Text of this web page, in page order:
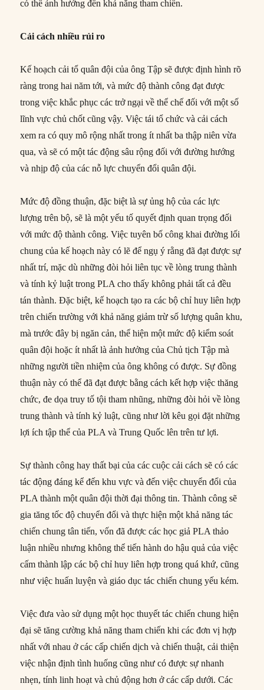
có thể ảnh hưởng đến khả năng tham chiến.
Cải cách nhiều rủi ro
Kế hoạch cải tổ quân đội của ông Tập sẽ được định hình rõ
ràng trong hai năm tới, và mức độ thành công đạt được
trong việc khắc phục các trở ngại về thể chế đối với một số
lĩnh vực chủ chốt cũng vậy. Việc tái tổ chức và cải cách
xem ra có quy mô rộng nhất trong ít nhất ba thập niên vừa
qua, và sẽ có một tác động sâu rộng đối với đường hướng
và nhịp độ của các nỗ lực chuyển đổi quân đội.
Mức độ đồng thuận, đặc biệt là sự ủng hộ của các lực
lượng trên bộ, sẽ là một yếu tố quyết định quan trọng đối
với mức độ thành công. Việc tuyên bố công khai đường lối
chung của kế hoạch này có lẽ để ngụ ý rằng đã đạt được sự
nhất trí, mặc dù những đòi hỏi liên tục về lòng trung thành
và tính kỷ luật trong PLA cho thấy không phải tất cả đều
tán thành. Đặc biệt, kế hoạch tạo ra các bộ chỉ huy liên hợp
trên chiến trường với khả năng giảm trừ số lượng quân khu,
mà trước đây bị ngăn cản, thể hiện một mức độ kiểm soát
quân đội hoặc ít nhất là ảnh hưởng của Chủ tịch Tập mà
những người tiền nhiệm của ông không có được. Sự đồng
thuận này có thể đã đạt được bằng cách kết hợp việc thăng
chức, đe dọa truy tố tội tham nhũng, những đòi hỏi về lòng
trung thành và tính kỷ luật, cũng như lời kêu gọi đặt những
lợi ích tập thể của PLA và Trung Quốc lên trên tư lợi.
Sự thành công hay thất bại của các cuộc cải cách sẽ có các
tác động đáng kể đến khu vực và đến việc chuyển đổi của
PLA thành một quân đội thời đại thông tin. Thành công sẽ
gia tăng tốc độ chuyển đổi và thực hiện một khả năng tác
chiến chung tân tiến, vốn đã được các học giả PLA thảo
luận nhiều nhưng không thể tiến hành do hậu quả của việc
cấm thành lập các bộ chỉ huy liên hợp trong quá khứ, cũng
như việc huấn luyện và giáo dục tác chiến chung yếu kém.
Việc đưa vào sử dụng một học thuyết tác chiến chung hiện
đại sẽ tăng cường khả năng tham chiến khi các đơn vị hợp
nhất với nhau ở các cấp chiến dịch và chiến thuật, cải thiện
việc nhận định tình huống cũng như có được sự nhanh
nhẹn, tính linh hoạt và chủ động hơn ở các cấp dưới. Các